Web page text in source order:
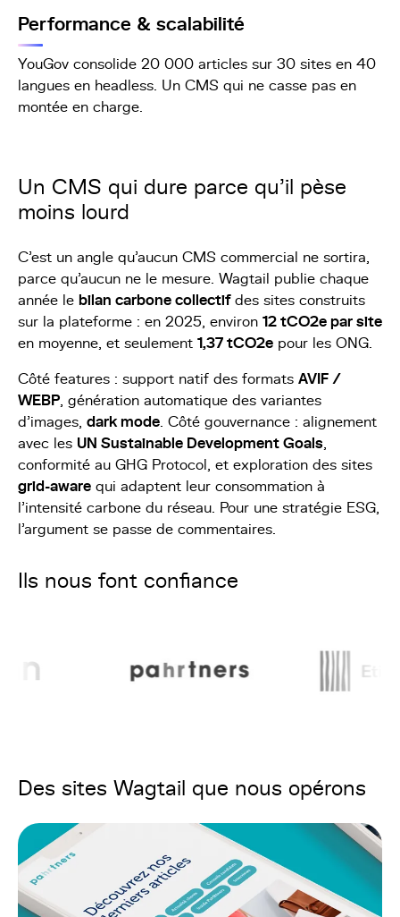
Performance & scalabilité
YouGov consolide 20 000 articles sur 30 sites en 40
langues en headless. Un CMS qui ne casse pas en
montée en charge.
Un CMS qui dure parce qu'il pèse
moins lourd
C'est un angle qu'aucun CMS commercial ne sortira,
parce qu'aucun ne le mesure. Wagtail publie chaque
année le bilan carbone collectifdes sites construits
sur la plateforme : en 2025, environ 12 tCO2e par site
en moyenne, et seulement 1,37 tCO2e pour les ONG.
Côté features : support natif des formats AVIF /
WEBP, génération automatique des variantes
d'images, dark mode. Côté gouvernance : alignement
avec les UN Sustainable Development Goals,
conformité au GHG Protocol, et exploration des sites
grid-aware qui adaptent leur consommation à
l'intensité carbone du réseau. Pour une stratégie ESG,
l'argument se passe de commentaires.
Ils nous font confiance
Des sites Wagtail que nous opérons